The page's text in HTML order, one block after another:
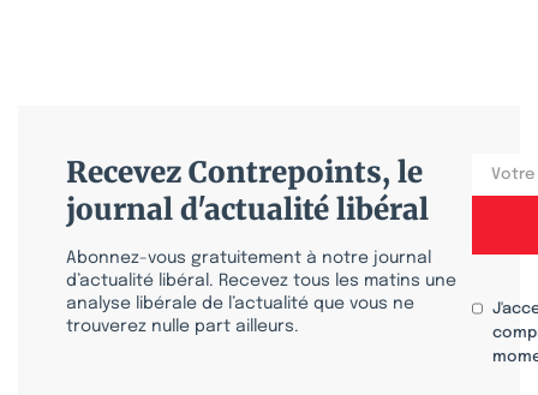
Recevez Contrepoints, le
journal d'actualité libéral
Abonnez-vous gratuitement à notre journal
d’actualité libéral. Recevez tous les matins une
analyse libérale de l’actualité que vous ne
trouverez nulle part ailleurs.